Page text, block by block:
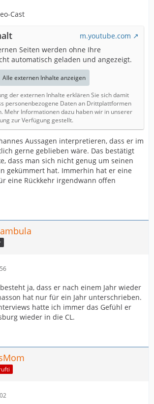
Cast
m.youtube.com
Seiten werden ohne Ihre
automatisch geladen und angezeigt.
Alle externen Inhalte anzeigen
der externen Inhalte erklären Sie sich damit
personenbezogene Daten an Drittplattformen
Mehr Informationen dazu haben wir in unserer
zur Verfügung gestellt.
Aussagen interpretieren, dass er im
gerne geblieben wäre. Das bestätigt
dass man sich nicht genug um seinen
gekümmert hat. Immerhin hat er eine
eine Rückkehr irgendwann offen
ja, dass er nach einem Jahr wieder
hat nur für ein Jahr unterschrieben.
hatte ich immer das Gefühl er
wieder in die CL.